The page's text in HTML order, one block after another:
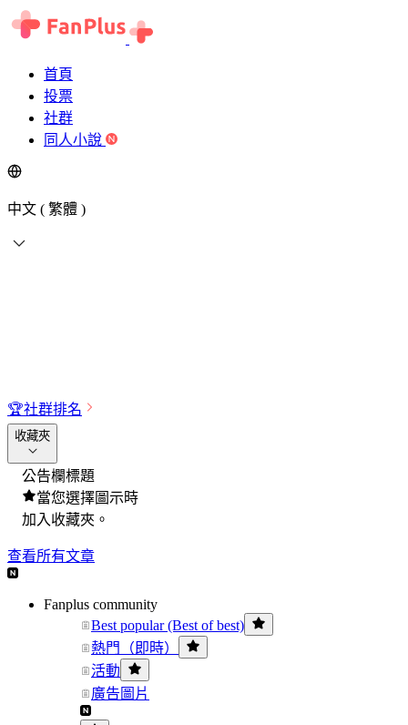
首頁
投票
社群
同人小說
中文 ( 繁體 )
🏆社群排名
收藏夾
公告欄標題
當您選擇圖示時
加入收藏夾。
查看所有文章
Fanplus community
Best popular (Best of best)
熱門（即時）
活動
廣告圖片